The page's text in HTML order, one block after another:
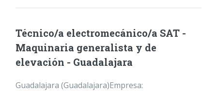
Técnico/a electromecánico/a SAT -
Maquinaria generalista y de
elevación - Guadalajara
Guadalajara (Guadalajara)Empresa: